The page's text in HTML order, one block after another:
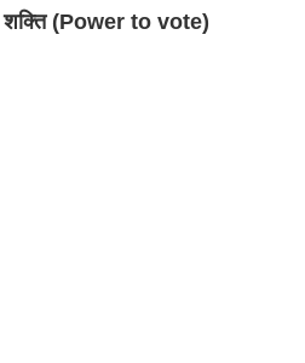
शक्ति (Power to vote)